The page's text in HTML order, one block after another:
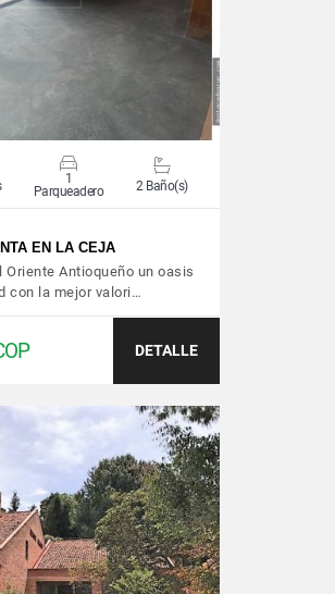
1
Parqueadero
2 Baño(s)
EN LA CEJA
Oriente Antioqueño un oasis
con la mejor valori…
DETALLE
DETALLES